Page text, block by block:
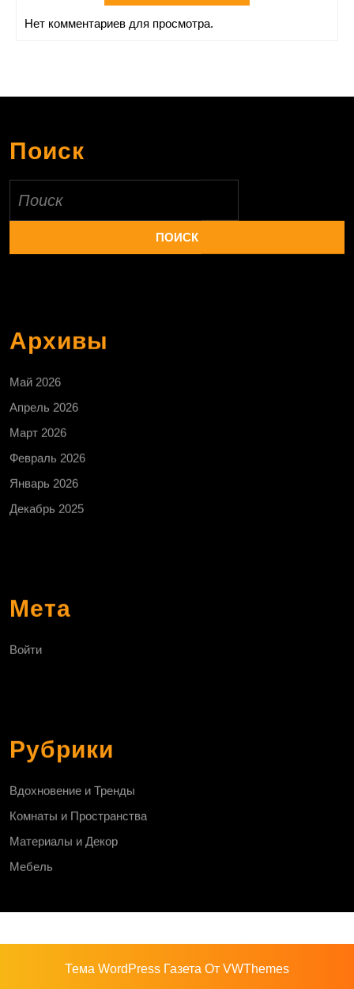
Нет комментариев для просмотра.
Поиск
Архивы
Май 2026
Апрель 2026
Март 2026
Февраль 2026
Январь 2026
Декабрь 2025
Мета
Войти
Рубрики
Вдохновение и Тренды
Комнаты и Пространства
Материалы и Декор
Мебель
Тема WordPress Газета От VWThemes